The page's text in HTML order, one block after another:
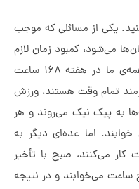
از مسائلی که موجب
کمبود زمان لازم
برای انجام کارهایشان است. همه‌ی ما در هفته ۱۶۸ ساعت
وقت هستند، ورزش
پیک نیک می‌روند و هر
اما عده‌ای دیگر به
صبح با تأخیر
و در نتیجه